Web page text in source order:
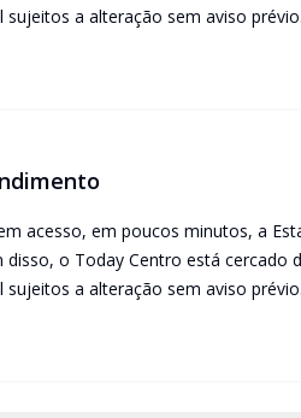
sujeitos a alteração sem aviso prévio.
acesso, em poucos minutos, a
disso, o Today Centro está cercado
sujeitos a alteração sem aviso prévio.